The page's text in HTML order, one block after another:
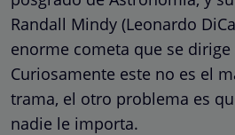
Randall Mindy (Leonardo
enorme cometa que se
Curiosamente este no es el
trama, el otro problema es
nadie le importa.